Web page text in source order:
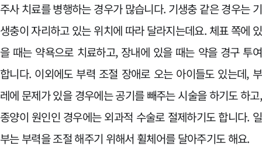
주사 치료를 병행하는 경우가 많습니다. 기생충 같은 경우는 기
생충이 자리하고 있는 위치에 따라 달라지는데요. 체표 쪽에 있
을 때는 약욕으로 치료하고, 장내에 있을 때는 약을 경구 투여
합니다. 이외에도 부력 조절 장애로 오는 아이들도 있는데, 부
레에 문제가 있을 경우에는 공기를 빼주는 시술을 하기도 하고,
종양이 원인인 경우에는 외과적 수술로 절제하기도 합니다. 일
부는 부력을 조절 해주기 위해서 휠체어를 달아주기도 해요.